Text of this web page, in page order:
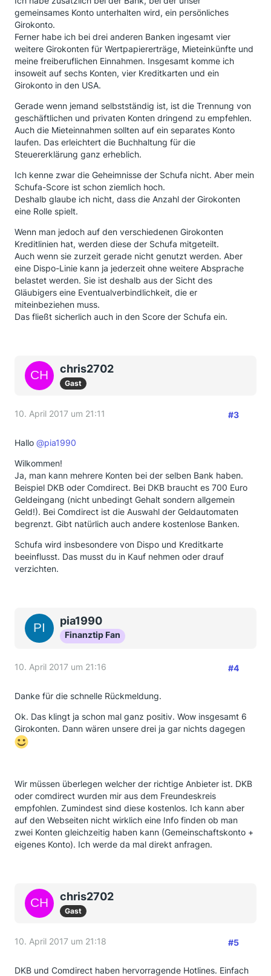
gemeinsames Konto unterhalten wird, ein persönliches
Girokonto.
Ferner habe ich bei drei anderen Banken ingesamt vier
weitere Girokonten für Wertpapiererträge, Mieteinkünfte und
meine freiberuflichen Einnahmen. Insgesamt komme ich
insoweit auf sechs Konten, vier Kreditkarten und ein
Girokonto in den USA.
Gerade wenn jemand selbstständig ist, ist die Trennung von
geschäftlichen und privaten Konten dringend zu empfehlen.
Auch die Mieteinnahmen sollten auf ein separates Konto
laufen. Das erleichtert die Buchhaltung für die
Steuererklärung ganz erheblich.
Ich kenne zwar die Geheimnisse der Schufa nicht. Aber mein
Schufa-Score ist schon ziemlich hoch.
Deshalb glaube ich nicht, dass die Anzahl der Girokonten
eine Rolle spielt.
Wenn man jedoch auf den verschiedenen Girokonten
Kreditlinien hat, werden diese der Schufa mitgeteilt.
Auch wenn sie zurzeit gerade nicht genutzt werden. Aber
eine Dispo-Linie kann ja jederzeit ohne weitere Absprache
belastet werden. Sie ist deshalb aus der Sicht des
Gläubigers eine Eventualverbindlichkeit, die er
miteinbeziehen muss.
Das fließt sicherlich auch in den Score der Schufa ein.
chris2702
Gast
10. April 2017 um 21:11 #3
Hallo @pia1990
Wilkommen!
Ja, man kann mehrere Konten bei der selben Bank haben.
Beispiel DKB oder Comdirect. Bei DKB braucht es 700 Euro
Geldeingang (nicht unbedingt Gehalt sondern allgemein
Geld!). Bei Comdirect ist die Auswahl der Geldautomaten
begrenzt. Gibt natürlich auch andere kostenlose Banken.
Schufa wird insbesondere von Dispo und Kreditkarte
beeinflusst. Das musst du in Kauf nehmen oder drauf
verzichten.
pia1990
Finanztip Fan
10. April 2017 um 21:16 #4
Danke für die schnelle Rückmeldung.
Ok. Das klingt ja schon mal ganz positiv. Wow insgesamt 6
Girokonten. Dann wären unsere drei ja gar nichts dagegen
Wir müssen überlegen welcher der richtige Anbieter ist. DKB
oder comdirect wurden mir aus dem Freundeskreis
empfohlen. Zumindest sind diese kostenlos. Ich kann aber
auf den Webseiten nicht wirklich eine Info finden ob man
zwei Konten gleichzeitig haben kann (Gemeinschaftskonto +
eigenes Konto). Ich werde da mal direkt anfragen.
chris2702
Gast
10. April 2017 um 21:18 #5
DKB und Comdirect haben hervorragende Hotlines. Einfach